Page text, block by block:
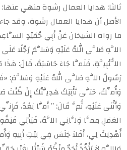
ثالثا: هدايا العمال رشوة منهي عنها:
الأصل أن هدايا العمال رشوة، وقد
ما رواه الشيخان عَنْ أَبِي حُمَيْدٍ
اللَّهِ صَلَّى اللهُ عَلَيْهِ وَسَلَّمَ رَجُلًا
اللُّتْبِيَّةِ، فَلَمَّا جَاءَ حَاسَبَهُ، قَالَ:
رَسُولُ اللَّهِ صَلَّى اللهُ عَلَيْهِ وَسَلَّمَ:
وَأُمِّكَ، حَتَّى تَأْتِيَكَ هَدِيَّتُكَ إِنْ كُنْتَ
وَأَثْنَى عَلَيْهِ، ثُمَّ قَالَ: ” أَمَّا بَعْدُ،
العَمَلِ مِمَّا وَلَّانِي اللَّهُ، فَيَأْتِي
أُهْدِيَتْ لِي، أَفَلاَ جَلَسَ فِي بَيْتِ أَبِيهِ